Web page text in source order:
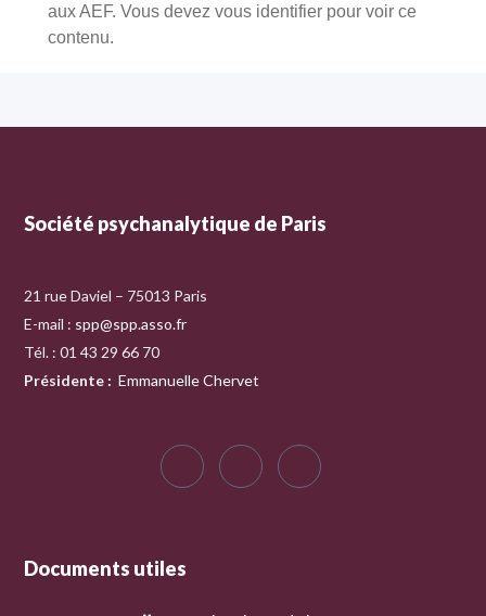
aux AEF. Vous devez vous identifier pour voir ce
contenu.
Société psychanalytique de Paris
21 rue Daviel – 75013 Paris
E-mail : spp@spp.asso.fr
Tél. : 01 43 29 66 70
Présidente : Emmanuelle Chervet
Documents utiles